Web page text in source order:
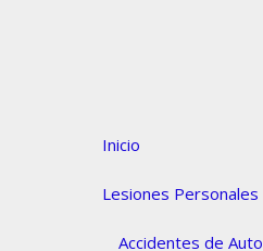
Inicio
Lesiones Personales
Accidentes de Auto